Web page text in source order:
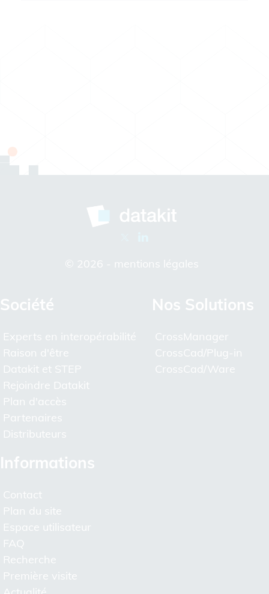
© 2026 - mentions légales
Société
Experts en interopérabilité
Raison d'être
Datakit et STEP
Rejoindre Datakit
Plan d'accès
Partenaires
Distributeurs
Nos Solutions
CrossManager
CrossCad/Plug-in
CrossCad/Ware
Informations
Contact
Plan du site
Espace utilisateur
FAQ
Recherche
Première visite